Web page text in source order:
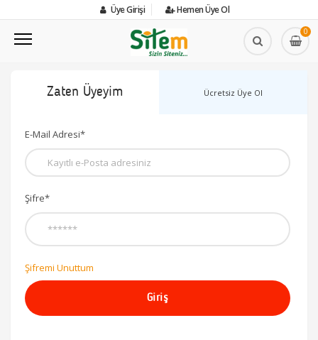
Üye Girişi Hemen Üye Ol
0
Zaten Üyeyim Ücretsiz Üye Ol
E-Mail Adresi*
Şifre*
Şifremi Unuttum
Giriş